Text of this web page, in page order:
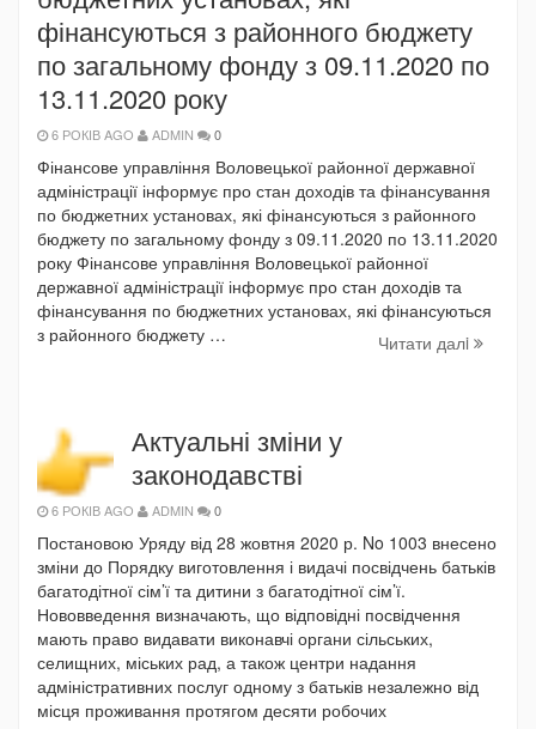
фінансуються з районного бюджету
по загальному фонду з 09.11.2020 по
13.11.2020 року
6 РОКІВ AGO ADMIN 0
Фінансове управління Воловецької районної державної
адміністрації інформує про стан доходів та фінансування
по бюджетних установах, які фінансуються з районного
бюджету по загальному фонду з 09.11.2020 по 13.11.2020
року Фінансове управління Воловецької районної
державної адміністрації інформує про стан доходів та
фінансування по бюджетних установах, які фінансуються
з районного бюджету …
Читати далi
Актуальні зміни у
законодавстві
6 РОКІВ AGO ADMIN 0
Постановою Уряду від 28 жовтня 2020 р. No 1003 внесено
зміни до Порядку виготовлення і видачі посвідчень батьків
багатодітної сім’ї та дитини з багатодітної сім’ї.
Нововведення визначають, що відповідні посвідчення
мають право видавати виконавчі органи сільських,
селищних, міських рад, а також центри надання
адміністративних послуг одному з батьків незалежно від
місця проживання протягом десяти робочих